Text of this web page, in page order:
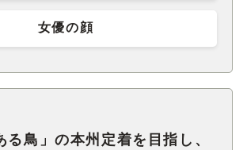
女優の顔
る鳥」の本州定着を目指し、